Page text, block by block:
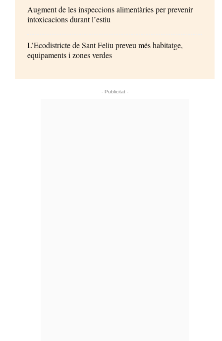
Augment de les inspeccions alimentàries per prevenir
intoxicacions durant l’estiu
L’Ecodistricte de Sant Feliu preveu més habitatge,
equipaments i zones verdes
- Publicitat -